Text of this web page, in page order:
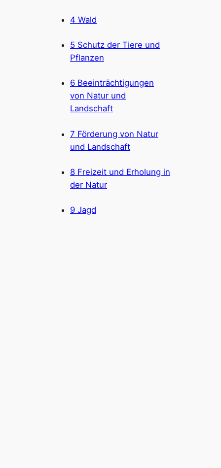
4 Wald
5 Schutz der Tiere und
Pflanzen
6 Beeinträchtigungen
von Natur und
Landschaft
7 Förderung von Natur
und Landschaft
8 Freizeit und Erholung in
der Natur
9 Jagd